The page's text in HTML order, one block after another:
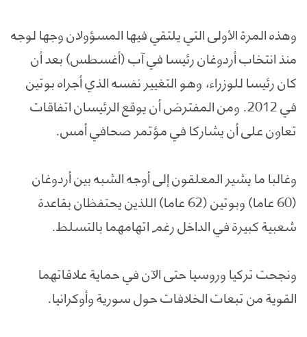
وهذه المرة الأولى التي يلتقي فيها المسؤولان وجها لوجه
منذ انتخاب أردوغان رئيسا في آب (أغسطس) بعد أن
كان رئيسا للوزراء، وهو التغيير نفسه الذي أجراه بوتين
في 2012. ومن المفترض أن يوقع الرئيسان اتفاقات
تعاون على أن يشاركا في مؤتمر صحافي أمس.
وغالبا ما يشير المعلقون إلى أوجه الشبه بين أردوغان
(60 عاما) وبوتين (62 عاما) اللذين يحتفظان بقاعدة
شعبية كبيرة في الداخل رغم اتهامهما بالتسلط.
ونجحت تركيا وروسيا حتى الآن في حماية علاقاتهما
القوية من تبعات الخلافات حول سورية وأوكرانيا.